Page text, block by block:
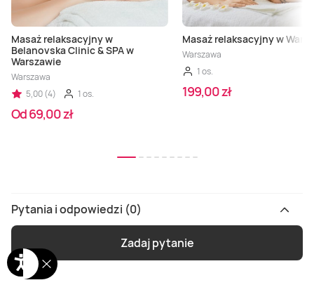
Masaż relaksacyjny w
Belanovska Clinic & SPA w
Warszawie
Warszawa
5,00 (4)
1 os.
Od 69,00 zł
Masaż relaksacyjny w
Warszawa
1 os.
199,00 zł
Pytania i odpowiedzi (0)
Zadaj pytanie